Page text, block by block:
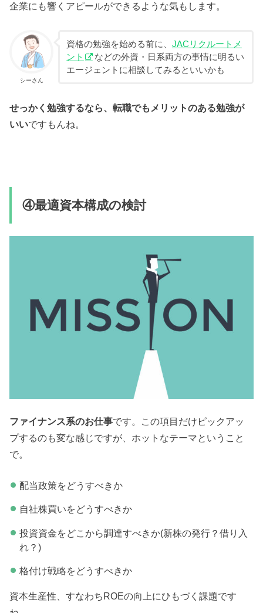
企業にも響くアピールができるような気もします。
シーさん
資格の勉強を始める前に、 JACリクルートメ
ント
などの外資・日系両方の事情に明るい
エージェントに相談してみるといいかも
せっかく勉強するなら、転職でもメリットのある勉強が
いいですもんね。
④最適資本構成の検討
ファイナンス系のお仕事です。この項目だけピックアッ
プするのも変な感じですが、ホットなテーマということ
で。
配当政策をどうすべきか
自社株買いをどうすべきか
投資資金をどこから調達すべきか(新株の発行？借り入
れ？)
格付け戦略をどうすべきか
資本生産性、すなわちROEの向上にひもづく課題です